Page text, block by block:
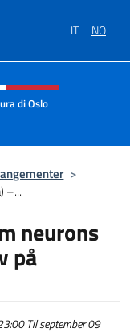
IT NO
of site
di Oslo
>
–...
neurons
på
Til september 09